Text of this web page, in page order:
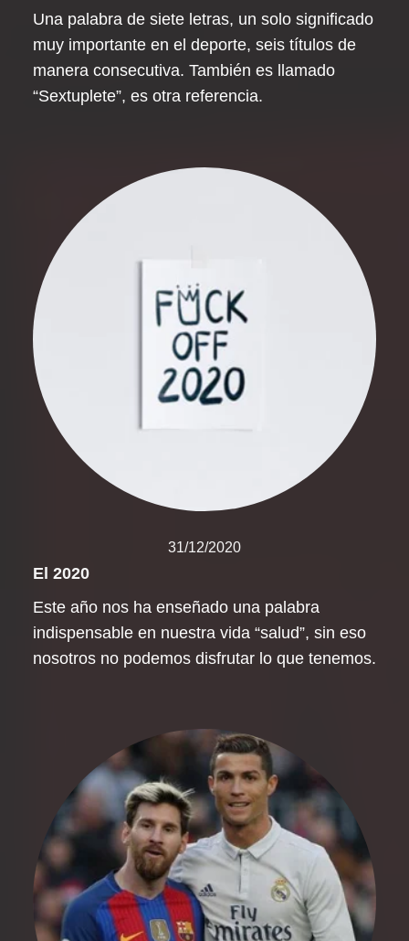
Una palabra de siete letras, un solo significado
muy importante en el deporte, seis títulos de
manera consecutiva. También es llamado
“Sextuplete”, es otra referencia.
31/12/2020
El 2020
Este año nos ha enseñado una palabra
indispensable en nuestra vida “salud”, sin eso
nosotros no podemos disfrutar lo que tenemos.